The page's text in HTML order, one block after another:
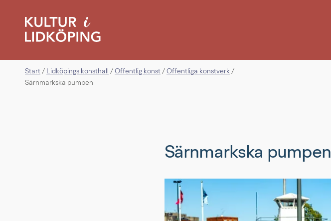
Start / Lidköpings konsthall / Offentlig konst / Offentliga konstverk /
Särnmarkska pumpen
Särnmarkska pumpen